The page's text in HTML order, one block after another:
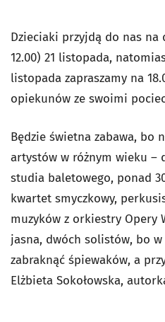
Dzieciaki przyjdą do nas na
12.00) 21 listopada,
listopada zapraszamy na
opiekunów ze swoimi
Będzie świetna zabawa, bo
artystów w różnym wieku –
studia baletowego, ponad
kwartet smyczkowy,
muzyków z orkiestry Opery
jasna, dwóch solistów, bo
zabraknąć śpiewaków, a
Elżbieta Sokołowska,